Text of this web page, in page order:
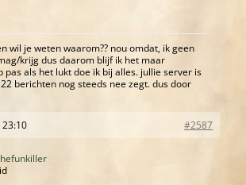
wil je weten waarom?? nou omdat, ik geen
krijg dus daarom blijf ik het maar
pas als het lukt doe ik bij alles. jullie server is
berichten nog steeds nee zegt. dus door
#2587